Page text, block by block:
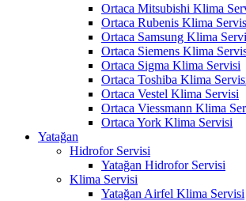
Ortaca Mitsubishi Klima
Ortaca Rubenis Klima
Ortaca Samsung Klima
Ortaca Siemens Klima
Ortaca Sigma Klima Servisi
Ortaca Toshiba Klima
Ortaca Vestel Klima Servisi
Ortaca Viessmann Klima
Ortaca York Klima Servisi
Yatağan
Hidrofor Servisi
Yatağan Hidrofor Servisi
Klima Servisi
Yatağan Airfel Klima Servisi